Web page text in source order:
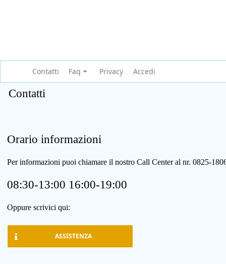
Contatti Faq Privacy Accedi
Contatti
Orario informazioni
Per informazioni puoi chiamare il nostro Call Center al nr. 0825-
08:30-13:00 16:00-19:00
Oppure scrivici qui:
ASSISTENZA